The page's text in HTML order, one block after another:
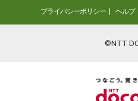
プライバシーポリシー ヘルプ
©NTT